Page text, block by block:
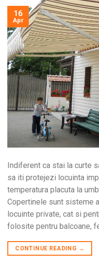
16
Apr
Indiferent ca stai la curte
sa iti protejezi locuinta
temperatura placuta la
Copertinele sunt sisteme
locuinte private, cat si
folosite pentru balcoane,
CONTINUE READING →